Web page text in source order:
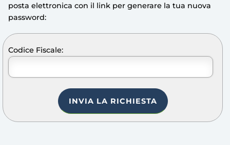
posta elettronica con il link per generare la tua nuova
password:
Codice Fiscale: